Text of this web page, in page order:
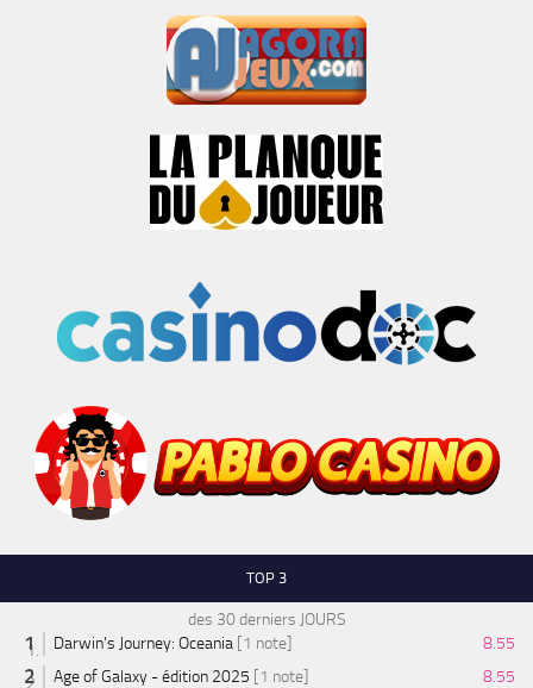
TOP 3
des 30 derniers JOURS
Darwin's Journey: Oceania [1 note]
8.55
Age of Galaxy - édition 2025 [1 note]
8.55